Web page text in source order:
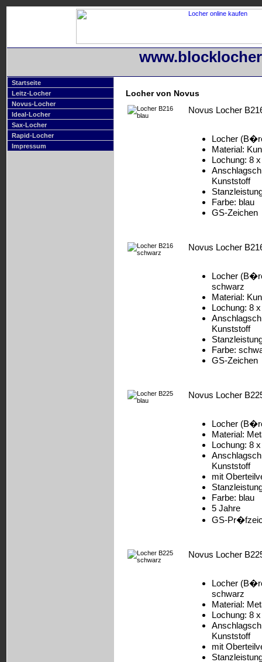
Startseite
Leitz-Locher
Novus-Locher
Ideal-Locher
Sax-Locher
Rapid-Locher
Impressum
Locher von Novus
Novus Locher
Locher
Material:
Lochung: 8
Kunststoff
Farbe: blau
GS-Zeichen
Novus Locher
Locher
schwarz
Material:
Lochung: 8
Kunststoff
Farbe:
GS-Zeichen
Novus Locher
Locher
Material:
Lochung: 8
Kunststoff
mit
Farbe: blau
5 Jahre
GS-
Novus Locher
Locher
schwarz
Material:
Lochung: 8
Kunststoff
mit